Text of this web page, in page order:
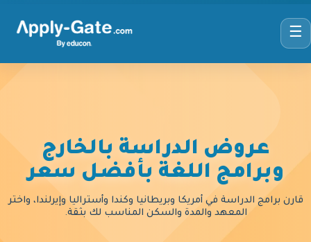
☰
عروض الدراسة بالخارج
وبرامج اللغة بأفضل سعر
قارن برامج الدراسة في أمريكا وبريطانيا وكندا وأستراليا وإيرلندا، واختر
المعهد والمدة والسكن المناسب لك بثقة.